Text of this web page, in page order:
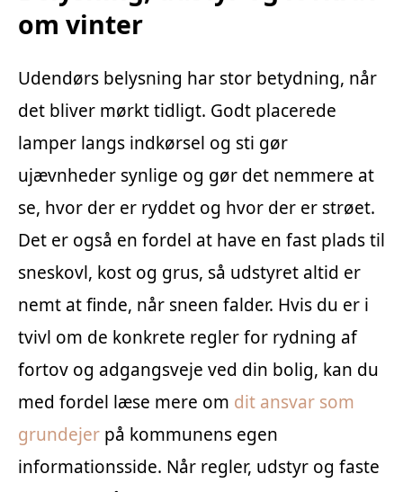
om vinter
Udendørs belysning har stor betydning, når
det bliver mørkt tidligt. Godt placerede
lamper langs indkørsel og sti gør
ujævnheder synlige og gør det nemmere at
se, hvor der er ryddet og hvor der er strøet.
Det er også en fordel at have en fast plads til
sneskovl, kost og grus, så udstyret altid er
nemt at finde, når sneen falder. Hvis du er i
tvivl om de konkrete regler for rydning af
fortov og adgangsveje ved din bolig, kan du
med fordel læse mere om dit ansvar som
grundejer på kommunens egen
informationsside. Når regler, udstyr og faste